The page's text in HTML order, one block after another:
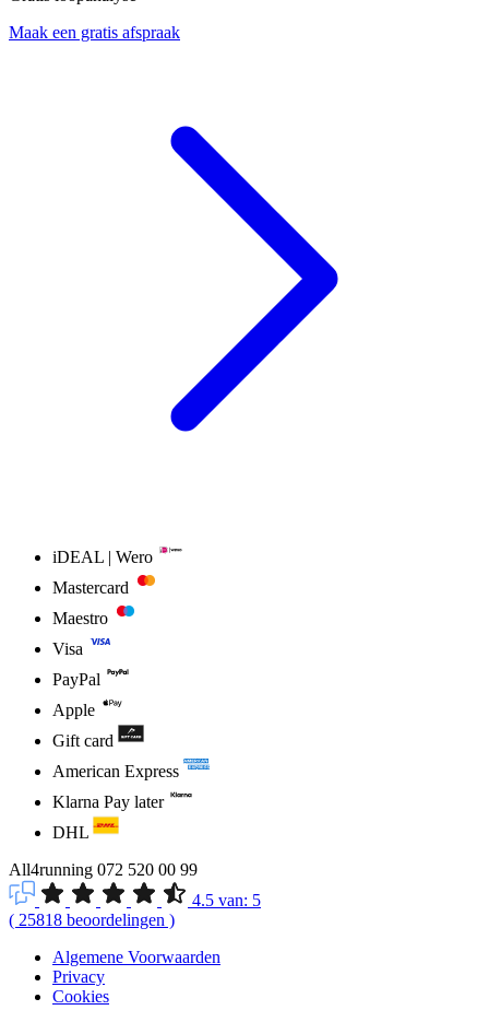
Maak een gratis afspraak
iDEAL | Wero
Mastercard
Maestro
Visa
PayPal
Apple
Gift card
American Express
Klarna Pay later
DHL
All4running 072 520 00 99
4.5 van: 5
( 25818 beoordelingen )
Algemene Voorwaarden
Privacy
Cookies